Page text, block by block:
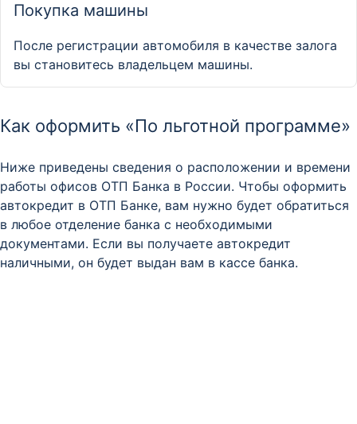
Покупка машины
После регистрации автомобиля в качестве залога
вы становитесь владельцем машины.
Как оформить «По льготной программе»
Ниже приведены сведения о расположении и времени
работы офисов ОТП Банка в России. Чтобы оформить
автокредит в ОТП Банке, вам нужно будет обратиться
в любое отделение банка с необходимыми
документами. Если вы получаете автокредит
наличными, он будет выдан вам в кассе банка.